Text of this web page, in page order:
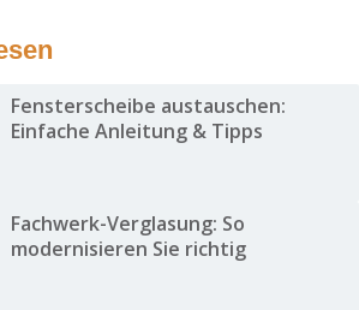
Fensterscheibe austauschen:
Einfache Anleitung & Tipps
Fachwerk-Verglasung: So
modernisieren Sie richtig